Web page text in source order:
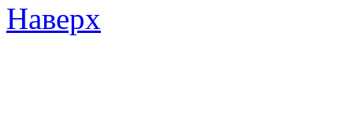
Наверх